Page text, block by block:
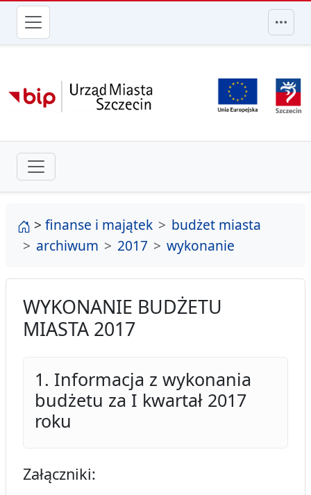
przejdź do głównego menu
strona główna
> finanse i majątek
budżet miasta
archiwum
2017 wykonanie
WYKONANIE BUDŻETU
MIASTA 2017
1. Informacja z wykonania
budżetu za I kwartał 2017
roku
Załączniki: